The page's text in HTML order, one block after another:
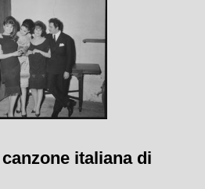
italiana di